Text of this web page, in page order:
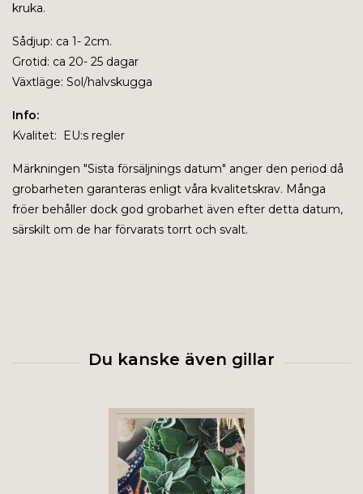
kruka.
Sådjup: ca 1- 2cm.
Grotid: ca 20- 25 dagar
Växtläge: Sol/halvskugga
Info:
Kvalitet: EU:s regler
Märkningen "Sista försäljnings datum" anger den period då
grobarheten garanteras enligt våra kvalitetskrav. Många
fröer behåller dock god grobarhet även efter detta datum,
särskilt om de har förvarats torrt och svalt.